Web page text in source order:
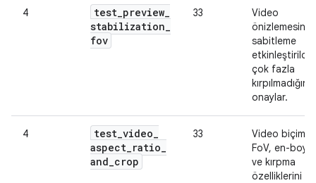
4 test_preview_
stabilization_
fov
33
Video
önizlemesinin,
sabitleme
çok fazla
kırpılmadığını
onaylar.
4 test_video_
aspect_ratio_
and_crop
33
Video
FoV, en-boy
ve kırpma
özelliklerini